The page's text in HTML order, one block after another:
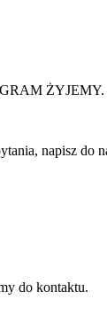
ŻYJEMY.
napisz do
do kontaktu.